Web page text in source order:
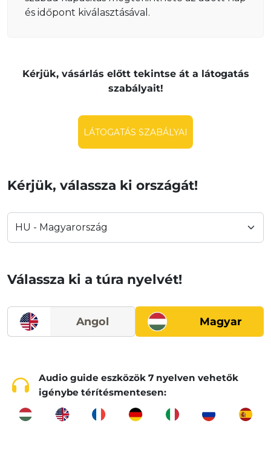
és időpont kiválasztásával.
Kérjük, vásárlás előtt tekintse át a látogatás
szabályait!
LÁTOGATÁS SZABÁLYAI
Kérjük, válassza ki országát!
Válassza ki a túra nyelvét!
Angol Magyar
Audio guide eszközök 7 nyelven vehetők
igénybe térítésmentesen: